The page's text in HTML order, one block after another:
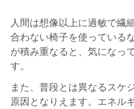
人間は想像以上に過敏で繊
合わない椅子を使っている
が積み重なると、気になっ
す。
また、普段とは異なるスケ
原因となりえます。エネル